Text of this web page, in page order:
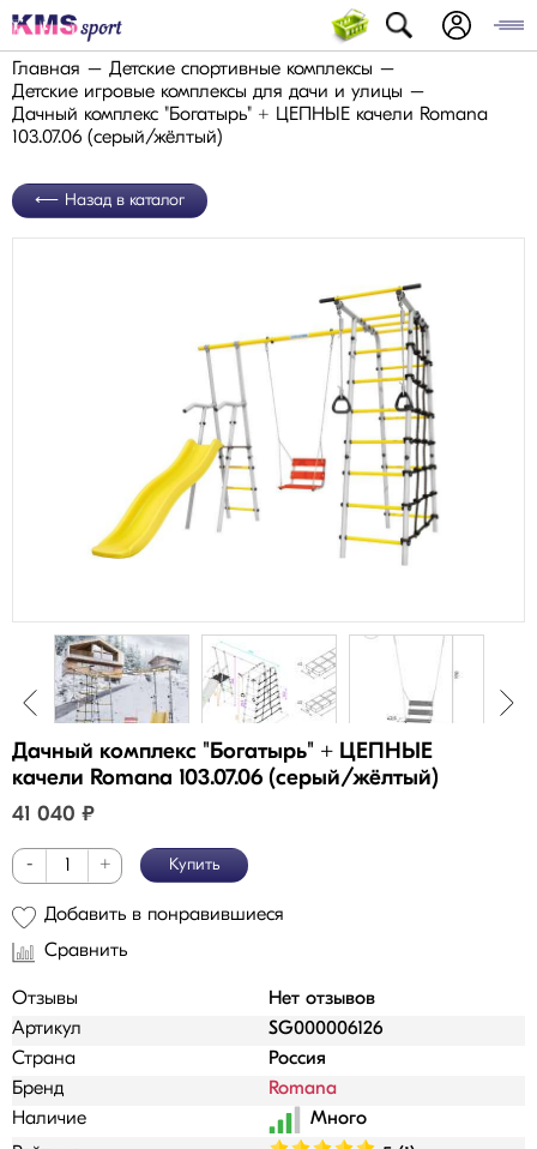
Главная
Детские спортивные комплексы
Детские игровые комплексы для дачи и улицы
Дачный комплекс "Богатырь" + ЦЕПНЫЕ качели Romana
103.07.06 (серый/жёлтый)
Назад в каталог
Дачный комплекс "Богатырь" + ЦЕПНЫЕ
качели Romana 103.07.06 (серый/жёлтый)
41 040 ₽
- + Купить
Добавить в понравившиеся
Сравнить
Отзывы
Нет отзывов
Артикул
SG000006126
Страна
Россия
Бренд
Romana
Наличие